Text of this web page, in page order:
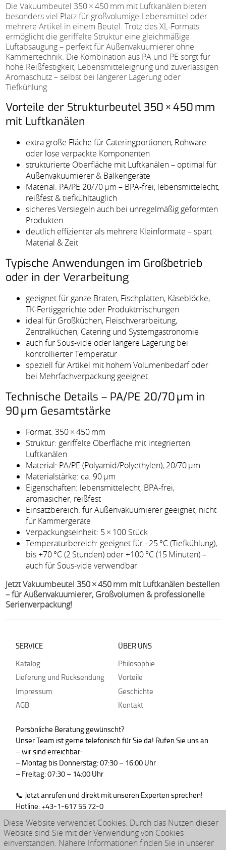
Die Vakuumbeutel 350 × 450 mm mit Luftkanälen bieten
besonders viel Platz für großvolumige Lebensmittel oder
mehrere Artikel in einem Beutel. Trotz des XL-Formats
ermöglicht die geriffelte Struktur eine gleichmäßige
Luftabsaugung – perfekt für Außenvakuumierer ohne
Kammertechnik. Die Kombination aus PA und PE sorgt für
hohe Reißfestigkeit, Lebensmitteleignung und zuverlässigen
Aromaschutz – selbst bei längerer Lagerung oder
Tiefkühlung.
Vorteile der Strukturbeutel 350 × 450 mm
mit Luftkanälen
extra große Fläche für Cateringportionen, Rohware
oder lose verpackte Komponenten
strukturierte Oberfläche mit Luftkanälen – optimal für
Außenvakuumierer & Balkengeräte
Material: PA/PE 20/70 µm – BPA-frei, lebensmittelecht,
reißfest & tiefkühltauglich
sicheres Versiegeln auch bei unregelmäßig geformten
Produkten
deutlich effizienter als mehrere Kleinformate – spart
Material & Zeit
Typische Anwendungen im Großbetrieb
oder in der Verarbeitung
geeignet für ganze Braten, Fischplatten, Käseblöcke,
TK-Fertiggerichte oder Produktmischungen
ideal für Großküchen, Fleischverarbeitung,
Zentralküchen, Catering und Systemgastronomie
auch für Sous-vide oder längere Lagerung bei
kontrollierter Temperatur
speziell für Artikel mit hohem Volumenbedarf oder
bei Mehrfachverpackung geeignet
Technische Details – PA/PE 20/70 µm in
90 µm Gesamtstärke
Format: 350 × 450 mm
Struktur: geriffelte Oberfläche mit integrierten
Luftkanälen
Material: PA/PE (Polyamid/Polyethylen), 20/70 µm
Materialstärke: ca. 90 µm
Eigenschaften: lebensmittelecht, BPA-frei,
aromasicher, reißfest
Einsatzbereich: für Außenvakuumierer geeignet, nicht
für Kammergeräte
Verpackungseinheit: 5 × 100 Stück
Temperaturbereich: geeignet für –25 °C (Tiefkühlung),
bis +70 °C (2 Stunden) oder +100 °C (15 Minuten) –
auch für Sous-vide verwendbar
Jetzt Vakuumbeutel 350 × 450 mm mit Luftkanälen bestellen
– für Außenvakuumierer, Großvolumen & professionelle
Serienverpackung!
SERVICE
Katalog
Lieferung und Rücksendung
Impressum
AGB
ÜBER UNS
Philosophie
Vorteile
Geschichte
Kontakt
Persönliche Beratung gewünscht?
Unser Team ist gerne telefonisch für Sie da! Rufen Sie uns an
– wir sind erreichbar:
– Montag bis Donnerstag: 07:30 – 16:00 Uhr
– Freitag: 07:30 – 14:00 Uhr
📞 Jetzt anrufen und direkt mit unseren Experten sprechen!
Hotline: +43-1-617 55 72-0
WhatsApp : +43-664-99830765
Diese Website verwendet Cookies. Durch das Nutzen dieser
Website sind Sie mit der Verwendung von Cookies
einverstanden. Nähere Informationen finden Sie in unserer